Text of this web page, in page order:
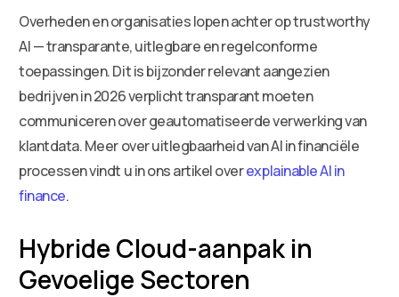
Overheden en organisaties lopen achter op trustworthy
AI — transparante, uitlegbare en regelconforme
toepassingen. Dit is bijzonder relevant aangezien
bedrijven in 2026 verplicht transparant moeten
communiceren over geautomatiseerde verwerking van
klantdata. Meer over uitlegbaarheid van AI in financiële
processen vindt u in ons artikel overexplainable AI in
finance.
Hybride Cloud-aanpak in
Gevoelige Sectoren